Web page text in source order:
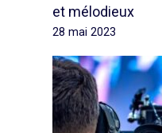
et mélodieux
28 mai 2023